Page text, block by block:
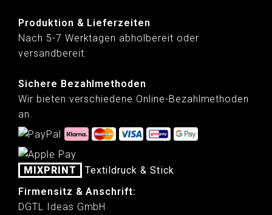
Produktion & Lieferzeiten
Nach 5-7 Werktagen abholbereit oder
versandbereit.
Sichere Bezahlmethoden
Wir bieten verschiedene Online-Bezahlmethoden
an.
MIXPRINT
Textildruck & Stick
Firmensitz & Anschrift:
DGTL Ideas GmbH